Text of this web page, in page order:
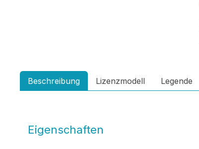
Beschreibung Lizenzmodell Legende
Eigenschaften